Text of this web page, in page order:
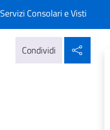
Servizi Consolari e Visti
Condividi